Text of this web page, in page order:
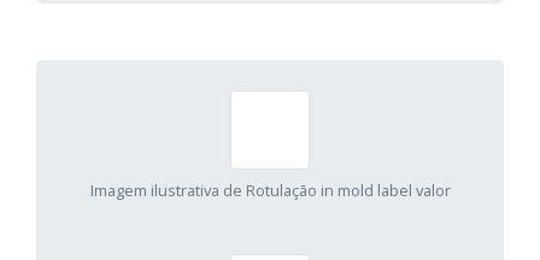
Imagem ilustrativa de Rotulação in mold label valor